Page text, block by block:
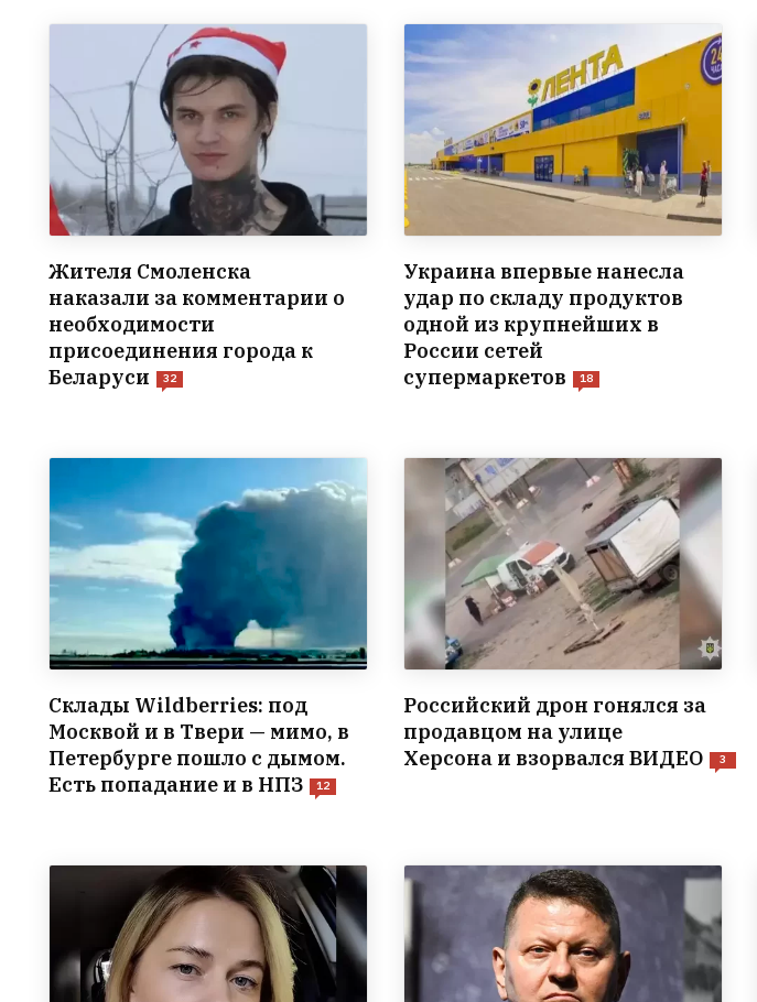
Жителя Смоленска
наказали за комментарии о
необходимости
присоединения города к
Беларуси
32
Украина впервые нанесла
удар по складу продуктов
одной из крупнейших в
России сетей
супермаркетов
18
Склады Wildberries: под
Москвой и в Твери — мимо, в
Петербурге пошло с дымом.
Есть попадание и в НПЗ
12
Российский дрон гонялся за
продавцом на улице
Херсона и взорвался ВИДЕО
3